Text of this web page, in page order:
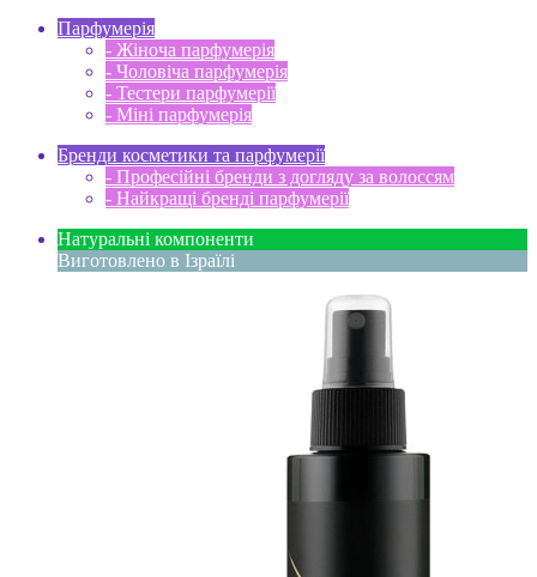
Парфумерія
- Жіноча парфумерія
- Чоловіча парфумерія
- Тестери парфумерії
- Міні парфумерія
Бренди косметики та парфумерії
- Професійні бренди з догляду за волоссям
- Найкращі бренді парфумерії
Натуральні компоненти
Виготовлено в Ізраїлі